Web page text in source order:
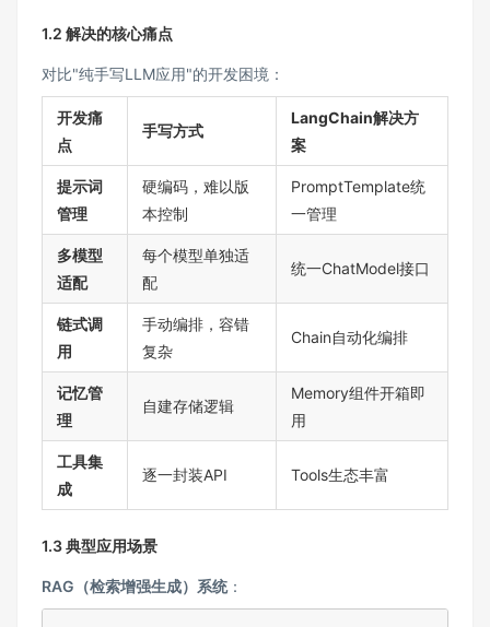
1.2 解决的核心痛点
对比"纯手写LLM应用"的开发困境：
开发痛
点
手写方式
LangChain解决方
案
提示词
管理
硬编码，难以版
本控制
PromptTemplate统
一管理
多模型
适配
每个模型单独适
配
统一ChatModel接口
链式调
用
手动编排，容错
复杂
Chain自动化编排
记忆管
理
自建存储逻辑
Memory组件开箱即
用
工具集
成
逐一封装API Tools生态丰富
1.3 典型应用场景
RAG（检索增强生成）系统：